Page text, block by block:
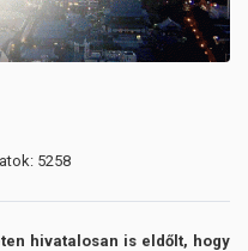
5258
hivatalosan is eldőlt, hogy